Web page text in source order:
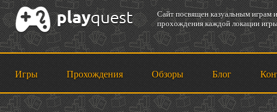
Cайт посвящен казуальным
прохождения каждой локации
Игры Прохождения Обзоры Блог